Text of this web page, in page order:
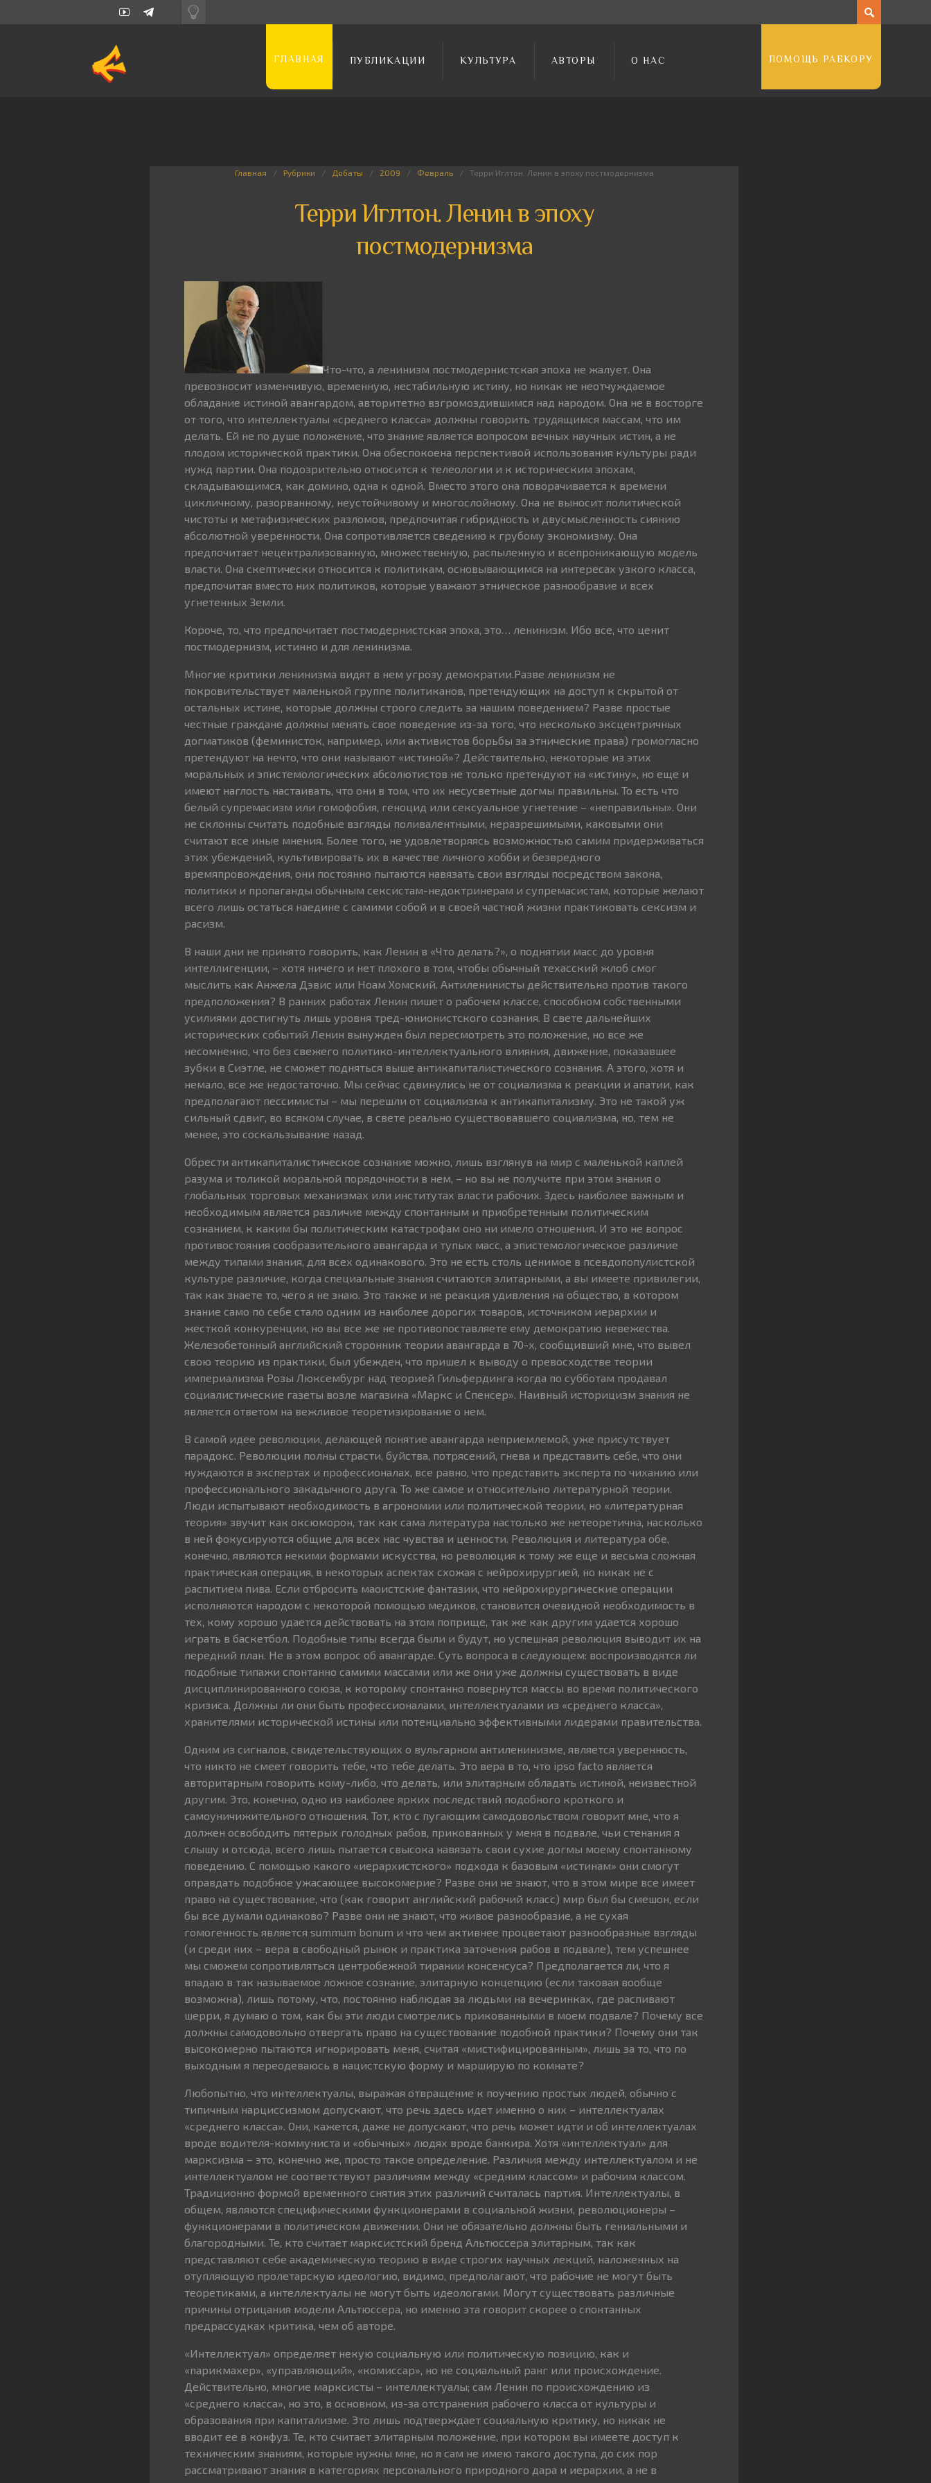
ГЛАВНАЯ ПУБЛИКАЦИИ КУЛЬТУРА АВТОРЫ О НАС ПОМОЩЬ РАБКОРУ
Главная Рубрики Дебаты 2009 Февраль Терри Иглтон. Ленин в эпоху постмодернизма
Терри Иглтон. Ленин в эпоху
постмодернизма
Что-что, а ленинизм постмодернистская эпоха не жалует. Она
превозносит изменчивую, временную, нестабильную истину, но никак не неотчуждаемое
обладание истиной авангардом, авторитетно взгромоздившимся над народом. Она не в восторге
от того, что интеллектуалы «среднего класса» должны говорить трудящимся массам, что им
делать. Ей не по душе положение, что знание является вопросом вечных научных истин, а не
плодом исторической практики. Она обеспокоена перспективой использования культуры ради
нужд партии. Она подозрительно относится к телеологии и к историческим эпохам,
складывающимся, как домино, одна к одной. Вместо этого она поворачивается к времени
цикличному, разорванному, неустойчивому и многослойному. Она не выносит политической
чистоты и метафизических разломов, предпочитая гибридность и двусмысленность сиянию
абсолютной уверенности. Она сопротивляется сведению к грубому экономизму. Она
предпочитает нецентрализованную, множественную, распыленную и всепроникающую модель
власти. Она скептически относится к политикам, основывающимся на интересах узкого класса,
предпочитая вместо них политиков, которые уважают этническое разнообразие и всех
угнетенных Земли.
Короче, то, что предпочитает постмодернистская эпоха, это… ленинизм. Ибо все, что ценит
постмодернизм, истинно и для ленинизма.
Многие критики ленинизма видят в нем угрозу демократии.Разве ленинизм не
покровительствует маленькой группе политиканов, претендующих на доступ к скрытой от
остальных истине, которые должны строго следить за нашим поведением? Разве простые
честные граждане должны менять свое поведение из-за того, что несколько эксцентричных
догматиков (феминисток, например, или активистов борьбы за этнические права) громогласно
претендуют на нечто, что они называют «истиной»? Действительно, некоторые из этих
моральных и эпистемологических абсолютистов не только претендуют на «истину», но еще и
имеют наглость настаивать, что они в том, что их несусветные догмы правильны. То есть что
белый супремасизм или гомофобия, геноцид или сексуальное угнетение – «неправильны». Они
не склонны считать подобные взгляды поливалентными, неразрешимыми, каковыми они
считают все иные мнения. Более того, не удовлетворяясь возможностью самим придерживаться
этих убеждений, культивировать их в качестве личного хобби и безвредного
времяпровождения, они постоянно пытаются навязать свои взгляды посредством закона,
политики и пропаганды обычным сексистам-недоктринерам и супремасистам, которые желают
всего лишь остаться наедине с самими собой и в своей частной жизни практиковать сексизм и
расизм.
В наши дни не принято говорить, как Ленин в «Что делать?», о поднятии масс до уровня
интеллигенции, – хотя ничего и нет плохого в том, чтобы обычный техасский жлоб смог
мыслить как Анжела Дэвис или Ноам Хомский. Антиленинисты действительно против такого
предположения? В ранних работах Ленин пишет о рабочем классе, способном собственными
усилиями достигнуть лишь уровня тред-юнионистского сознания. В свете дальнейших
исторических событий Ленин вынужден был пересмотреть это положение, но все же
несомненно, что без свежего политико-интеллектуального влияния, движение, показавшее
зубки в Сиэтле, не сможет подняться выше антикапиталистического сознания. А этого, хотя и
немало, все же недостаточно. Мы сейчас сдвинулись не от социализма к реакции и апатии, как
предполагают пессимисты – мы перешли от социализма к антикапитализму. Это не такой уж
сильный сдвиг, во всяком случае, в свете реально существовавшего социализма, но, тем не
менее, это соскальзывание назад.
Обрести антикапиталистическое сознание можно, лишь взглянув на мир с маленькой каплей
разума и толикой моральной порядочности в нем, – но вы не получите при этом знания о
глобальных торговых механизмах или институтах власти рабочих. Здесь наиболее важным и
необходимым является различие между спонтанным и приобретенным политическим
сознанием, к каким бы политическим катастрофам оно ни имело отношения. И это не вопрос
противостояния сообразительного авангарда и тупых масс, а эпистемологическое различие
между типами знания, для всех одинакового. Это не есть столь ценимое в псевдопопулистской
культуре различие, когда специальные знания считаются элитарными, а вы имеете привилегии,
так как знаете то, чего я не знаю. Это также и не реакция удивления на общество, в котором
знание само по себе стало одним из наиболее дорогих товаров, источником иерархии и
жесткой конкуренции, но вы все же не противопоставляете ему демократию невежества.
Железобетонный английский сторонник теории авангарда в 70-х, сообщивший мне, что вывел
свою теорию из практики, был убежден, что пришел к выводу о превосходстве теории
империализма Розы Люксембург над теорией Гильфердинга когда по субботам продавал
социалистические газеты возле магазина «Маркс и Спенсер». Наивный историцизм знания не
является ответом на вежливое теоретизирование о нем.
В самой идее революции, делающей понятие авангарда неприемлемой, уже присутствует
парадокс. Революции полны страсти, буйства, потрясений, гнева и представить себе, что они
нуждаются в экспертах и профессионалах, все равно, что представить эксперта по чиханию или
профессионального закадычного друга. То же самое и относительно литературной теории.
Люди испытывают необходимость в агрономии или политической теории, но «литературная
теория» звучит как оксюморон, так как сама литература настолько же нетеоретична, насколько
в ней фокусируются общие для всех нас чувства и ценности. Революция и литература обе,
конечно, являются некими формами искусства, но революция к тому же еще и весьма сложная
практическая операция, в некоторых аспектах схожая с нейрохирургией, но никак не с
распитием пива. Если отбросить маоистские фантазии, что нейрохирургические операции
исполняются народом с некоторой помощью медиков, становится очевидной необходимость в
тех, кому хорошо удается действовать на этом поприще, так же как другим удается хорошо
играть в баскетбол. Подобные типы всегда были и будут, но успешная революция выводит их на
передний план. Не в этом вопрос об авангарде. Суть вопроса в следующем: воспроизводятся ли
подобные типажи спонтанно самими массами или же они уже должны существовать в виде
дисциплинированного союза, к которому спонтанно повернутся массы во время политического
кризиса. Должны ли они быть профессионалами, интеллектуалами из «среднего класса»,
хранителями исторической истины или потенциально эффективными лидерами правительства.
Одним из сигналов, свидетельствующих о вульгарном антиленинизме, является уверенность,
что никто не смеет говорить тебе, что тебе делать. Это вера в то, что ipso facto является
авторитарным говорить кому-либо, что делать, или элитарным обладать истиной, неизвестной
другим. Это, конечно, одно из наиболее ярких последствий подобного кроткого и
самоуничижительного отношения. Тот, кто с пугающим самодовольством говорит мне, что я
должен освободить пятерых голодных рабов, прикованных у меня в подвале, чьи стенания я
слышу и отсюда, всего лишь пытается свысока навязать свои сухие догмы моему спонтанному
поведению. С помощью какого «иерархистского» подхода к базовым «истинам» они смогут
оправдать подобное ужасающее высокомерие? Разве они не знают, что в этом мире все имеет
право на существование, что (как говорит английский рабочий класс) мир был бы смешон, если
бы все думали одинаково? Разве они не знают, что живое разнообразие, а не сухая
гомогенность является summum bonum и что чем активнее процветают разнообразные взгляды
(и среди них – вера в свободный рынок и практика заточения рабов в подвале), тем успешнее
мы сможем сопротивляться центробежной тирании консенсуса? Предполагается ли, что я
впадаю в так называемое ложное сознание, элитарную концепцию (если таковая вообще
возможна), лишь потому, что, постоянно наблюдая за людьми на вечеринках, где распивают
шерри, я думаю о том, как бы эти люди смотрелись прикованными в моем подвале? Почему все
должны самодовольно отвергать право на существование подобной практики? Почему они так
высокомерно пытаются игнорировать меня, считая «мистифицированным», лишь за то, что по
выходным я переодеваюсь в нацистскую форму и марширую по комнате?
Любопытно, что интеллектуалы, выражая отвращение к поучению простых людей, обычно с
типичным нарциссизмом допускают, что речь здесь идет именно о них – интеллектуалах
«среднего класса». Они, кажется, даже не допускают, что речь может идти и об интеллектуалах
вроде водителя-коммуниста и «обычных» людях вроде банкира. Хотя «интеллектуал» для
марксизма – это, конечно же, просто такое определение. Различия между интеллектуалом и не
интеллектуалом не соответствуют различиям между «средним классом» и рабочим классом.
Традиционно формой временного снятия этих различий считалась партия. Интеллектуалы, в
общем, являются специфическими функционерами в социальной жизни, революционеры –
функционерами в политическом движении. Они не обязательно должны быть гениальными и
благородными. Те, кто считает марксистский бренд Альтюссера элитарным, так как
представляют себе академическую теорию в виде строгих научных лекций, наложенных на
отупляющую пролетарскую идеологию, видимо, предполагают, что рабочие не могут быть
теоретиками, а интеллектуалы не могут быть идеологами. Могут существовать различные
причины отрицания модели Альтюссера, но именно эта говорит скорее о спонтанных
предрассудках критика, чем об авторе.
«Интеллектуал» определяет некую социальную или политическую позицию, как и
«парикмахер», «управляющий», «комиссар», но не социальный ранг или происхождение.
Действительно, многие марксисты – интеллектуалы; сам Ленин по происхождению из
«среднего класса», но это, в основном, из-за отстранения рабочего класса от культуры и
образования при капитализме. Это лишь подтверждает социальную критику, но никак не
вводит ее в конфуз. Те, кто считает элитарным положение, при котором вы имеете доступ к
техническим знаниям, которые нужны мне, но я сам не имею такого доступа, до сих пор
рассматривают знания в категориях персонального природного дара и иерархии, а не в